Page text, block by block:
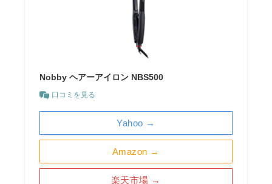
Nobby ヘアーアイロン NBS500
口コミを見る
Amazon →
楽天市場 →
Yahoo →